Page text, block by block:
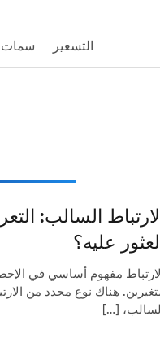
سمات التسعير
السالب:
عليه؟
مفهوم أساسي في
هناك نوع محدد من
[…]